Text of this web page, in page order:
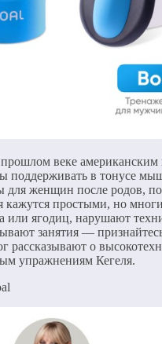
веке американским
поддерживать в тонусе
для женщин после родов,
простыми, но
ягодиц, нарушают
занятия —
рассказывают о
упражнениям Кегеля.